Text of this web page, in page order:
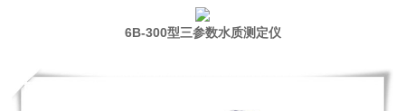
6B-300型三参数水质测定仪